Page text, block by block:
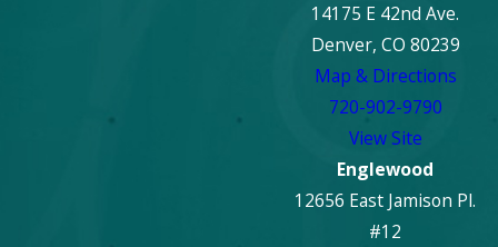
14175 E 42nd Ave.
Denver, CO 80239
Map & Directions
720-902-9790
View Site
Englewood
12656 East Jamison Pl.
#12